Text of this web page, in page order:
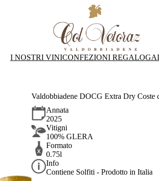
I NOSTRI VINICONFEZIONI REGALO
Valdobbiadene DOCG Extra Dry Coste
Annata
2025
Vitigni
100% GLERA
Formato
0.75l
Info
Contiene Solfiti - Prodotto in Italia